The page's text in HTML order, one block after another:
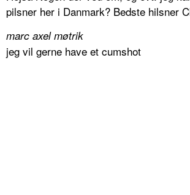
pilsner her i Danmark? Bedste hilsner
marc axel møtrik
jeg vil gerne have et cumshot